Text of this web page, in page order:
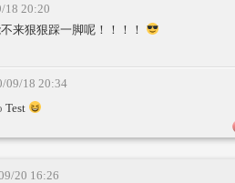
18 20:20
来狠狠踩一脚呢！！！！
09/18 20:34
Test
20 16:26